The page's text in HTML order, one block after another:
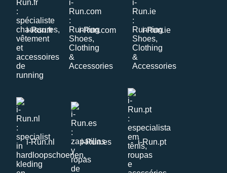
i-Run.fr i-Run.com i-Run.ie
i-Run.nl i-Run.es i-Run.pt